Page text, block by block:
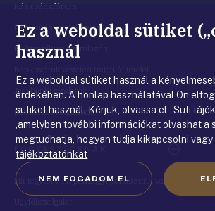
Készpénzfórum
Hamisítás megelőzése
Elektronikus számlázás
Jegybanki tenderek
Beszerzési eljárások
FOGYASZTÓKNAK
Mit tegyünk, ha pénzügyi panaszunk van?
Ez a weboldal sütiket
használ
Ez a weboldal sütiket használ a
érdekében. A honlap használatával Ön
sütiket használ. Kérjük, olvassa el Süti
,amelyben további információkat olvashat a
megtudhatja, hogyan tudja kikapcsolni
tájékoztatónkat
NEM FOGADOM EL